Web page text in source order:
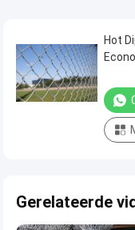
Hot
Gerelateerde